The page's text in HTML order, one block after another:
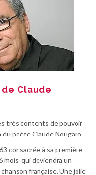
Claude
très contents de pouvoir
poète Claude Nougaro
consacrée à sa première
mois, qui deviendra un
française. Une jolie